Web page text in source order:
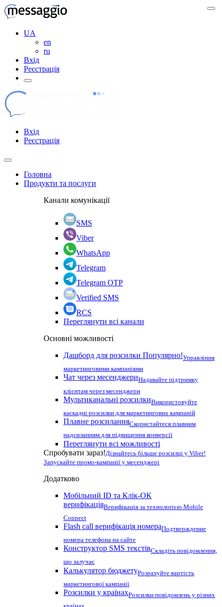
UA
en
ru
Вхід
Реєстрація
Вхід
Реєстрація
Головна
Продукти та послуги
Канали комунікації
SMS
Viber
WhatsApp
Telegram
Telegram OTP
Verified SMS
RCS
Переглянути всі канали
Основні можливості
Дашборд для розсилки Популярно!Управління
маркетинговими кампаніями
Чат через месенджериНадавайте підтримку
клієнтам через месенджери
Мультиканальні розсилкиВикористовуйте
каскадні розсилки для маркетингових кампаній
Плавне розсиланняСкористайтеся плавним
надсиланням для підвищення конверсії
Переглянути всі можливості
Спробувати зараз!Дізнайтесь більше розсилці у Viber!
Запускайте промо-кампанії у месенджері
Додатково
Мобільний ID та Клік-ОК
верифікаціяВерифікація за технологією Mobile
Connect
Flash call верифікація номераПодтверждение
номера телефона на сайте
Конструктор SMS текстівСкладіть повідомлення,
що залучає
Калькулятор бюджетуРозрахуйте вартість
маркетингової кампанії
Розсилки у країнахРозсилки повідомлень у різних